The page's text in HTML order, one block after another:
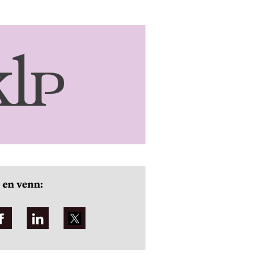
venn: